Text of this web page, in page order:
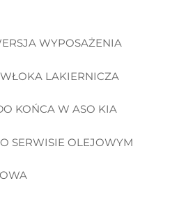
WYPOSAŻENIA
LAKIERNICZA
KOŃCA W ASO KIA
SERWISIE OLEJOWYM